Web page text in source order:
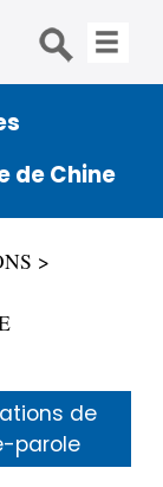
de Chine
de
parole